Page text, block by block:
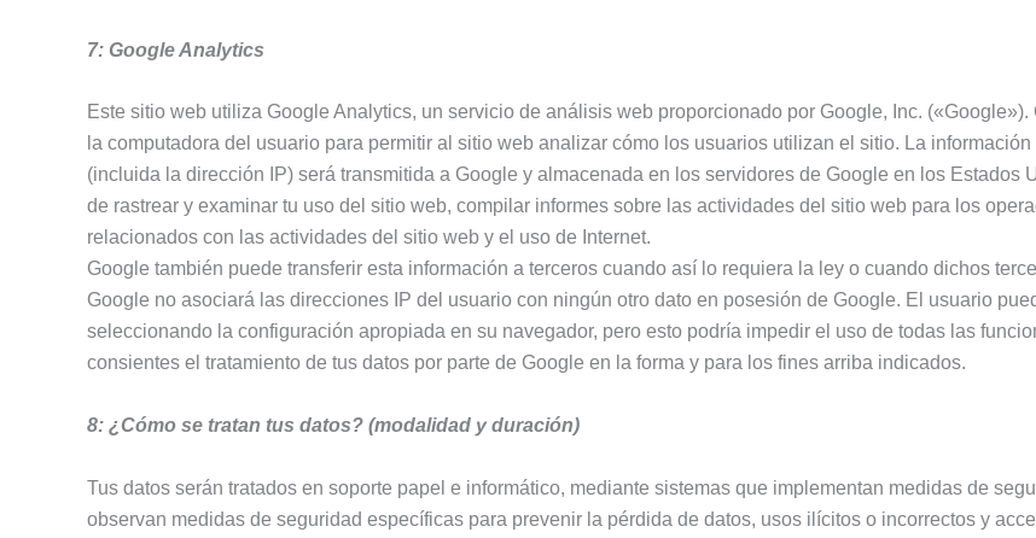
7: Google Analytics
Este sitio web utiliza Google Analytics, un servicio de análisis web proporcionado por Google, Inc.
la computadora del usuario para permitir al sitio web analizar cómo los usuarios utilizan el sitio. La
(incluida la dirección IP) será transmitida a Google y almacenada en los servidores de Google en los
de rastrear y examinar tu uso del sitio web, compilar informes sobre las actividades del sitio web para los
relacionados con las actividades del sitio web y el uso de Internet.
Google también puede transferir esta información a terceros cuando así lo requiera la ley o cuando dichos
Google no asociará las direcciones IP del usuario con ningún otro dato en posesión de Google. El usuario
seleccionando la configuración apropiada en su navegador, pero esto podría impedir el uso de todas las
consientes el tratamiento de tus datos por parte de Google en la forma y para los fines arriba indicados.
8: ¿Cómo se tratan tus datos? (modalidad y duración)
Tus datos serán tratados en soporte papel e informático, mediante sistemas que implementan medidas de
observan medidas de seguridad específicas para prevenir la pérdida de datos, usos ilícitos o incorrectos y